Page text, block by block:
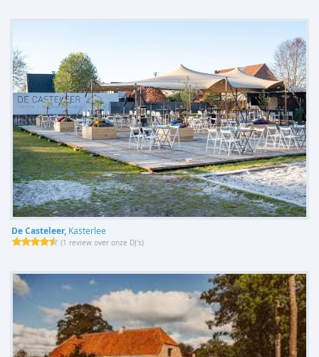
De Casteleer, Kasterlee
(1 review over onze DJ's)